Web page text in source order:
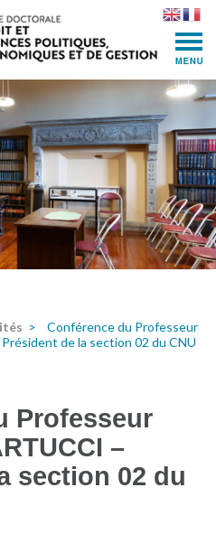
>
Conférence du Professeur
de la section 02 du CNU
Professeur
–
section 02 du